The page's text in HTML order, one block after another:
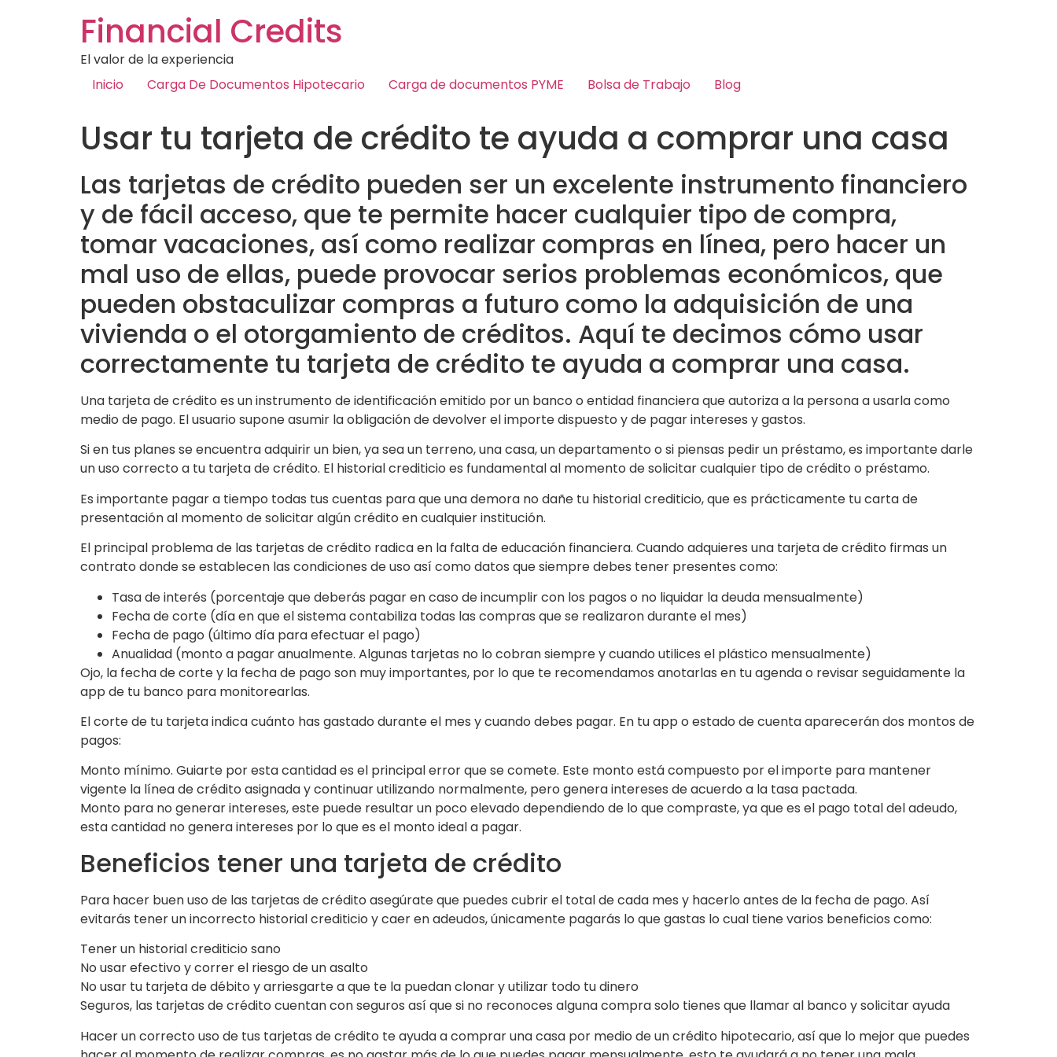
Financial Credits
El valor de la experiencia
Inicio
Carga De Documentos Hipotecario Carga de documentos PYME Bolsa de Trabajo Blog
Usar tu tarjeta de crédito te ayuda a comprar una casa
Las tarjetas de crédito pueden ser un excelente instrumento financiero
y de fácil acceso, que te permite hacer cualquier tipo de compra,
tomar vacaciones, así como realizar compras en línea, pero hacer un
mal uso de ellas, puede provocar serios problemas económicos, que
pueden obstaculizar compras a futuro como la adquisición de una
vivienda o el otorgamiento de créditos. Aquí te decimos cómo usar
correctamente tu tarjeta de crédito te ayuda a comprar una casa.
Una tarjeta de crédito es un instrumento de identificación emitido por un banco o entidad financiera que autoriza a la persona a usarla como
medio de pago. El usuario supone asumir la obligación de devolver el importe dispuesto y de pagar intereses y gastos.
Si en tus planes se encuentra adquirir un bien, ya sea un terreno, una casa, un departamento o si piensas pedir un préstamo, es importante darle
un uso correcto a tu tarjeta de crédito. El historial crediticio es fundamental al momento de solicitar cualquier tipo de crédito o préstamo.
Es importante pagar a tiempo todas tus cuentas para que una demora no dañe tu historial crediticio, que es prácticamente tu carta de
presentación al momento de solicitar algún crédito en cualquier institución.
El principal problema de las tarjetas de crédito radica en la falta de educación financiera. Cuando adquieres una tarjeta de crédito firmas un
contrato donde se establecen las condiciones de uso así como datos que siempre debes tener presentes como:
Tasa de interés (porcentaje que deberás pagar en caso de incumplir con los pagos o no liquidar la deuda mensualmente)
Fecha de corte (día en que el sistema contabiliza todas las compras que se realizaron durante el mes)
Fecha de pago (último día para efectuar el pago)
Anualidad (monto a pagar anualmente. Algunas tarjetas no lo cobran siempre y cuando utilices el plástico mensualmente)
Ojo, la fecha de corte y la fecha de pago son muy importantes, por lo que te recomendamos anotarlas en tu agenda o revisar seguidamente la
app de tu banco para monitorearlas.
El corte de tu tarjeta indica cuánto has gastado durante el mes y cuando debes pagar. En tu app o estado de cuenta aparecerán dos montos de
pagos:
Monto mínimo. Guiarte por esta cantidad es el principal error que se comete. Este monto está compuesto por el importe para mantener
vigente la línea de crédito asignada y continuar utilizando normalmente, pero genera intereses de acuerdo a la tasa pactada.
Monto para no generar intereses, este puede resultar un poco elevado dependiendo de lo que compraste, ya que es el pago total del adeudo,
esta cantidad no genera intereses por lo que es el monto ideal a pagar.
Beneficios tener una tarjeta de crédito
Para hacer buen uso de las tarjetas de crédito asegúrate que puedes cubrir el total de cada mes y hacerlo antes de la fecha de pago. Así
evitarás tener un incorrecto historial crediticio y caer en adeudos, únicamente pagarás lo que gastas lo cual tiene varios beneficios como:
Tener un historial crediticio sano
No usar efectivo y correr el riesgo de un asalto
No usar tu tarjeta de débito y arriesgarte a que te la puedan clonar y utilizar todo tu dinero
Seguros, las tarjetas de crédito cuentan con seguros así que si no reconoces alguna compra solo tienes que llamar al banco y solicitar ayuda
Hacer un correcto uso de tus tarjetas de crédito te ayuda a comprar una casa por medio de un crédito hipotecario, así que lo mejor que puedes